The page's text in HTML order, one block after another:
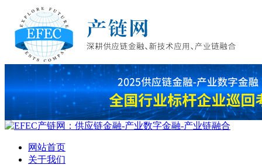
网站首页
关于我们